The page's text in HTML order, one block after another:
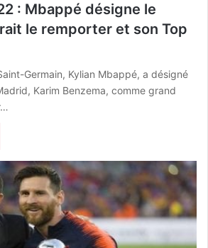
: Mbappé désigne le
le remporter et son Top
Germain, Kylian Mbappé, a désigné
Karim Benzema, comme grand